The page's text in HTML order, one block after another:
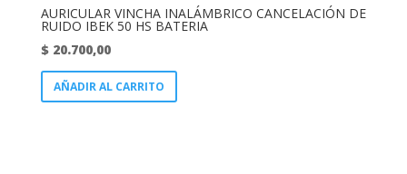
AURICULAR VINCHA INALÁMBRICO CANCELACIÓN DE
RUIDO IBEK 50 HS BATERIA
$20.700,00
AÑADIR AL CARRITO